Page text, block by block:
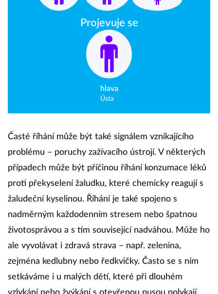
Projevuje se
hlava
Ústa
Časté říhání může být také signálem vznikajícího
problému – poruchy zažívacího ústrojí. V některých
případech může být příčinou říhání konzumace léků
proti překyselení žaludku, které chemicky reagují s
žaludeční kyselinou. Říhání je také spojeno s
nadměrným každodenním stresem nebo špatnou
životosprávou a s tím související nadváhou. Může ho
ale vyvolávat i zdravá strava – např. zelenina,
zejména kedlubny nebo ředkvičky. Často se s ním
setkáváme i u malých dětí, které při dlouhém